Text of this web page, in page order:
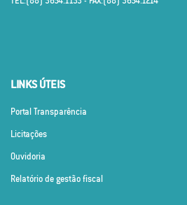
LINKS ÚTEIS
Portal Transparência
Licitações
Ouvidoria
Relatório de gestão fiscal